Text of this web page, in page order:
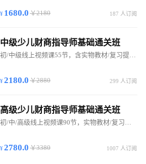
1680.0 ￥2180 187 人订阅
中级少儿财商指导师基础通关班
初/中级线上视频课55节，含实物教材/复习提纲，考试合格发中级少儿财商指导师证书。
2180.0 ￥2880 299 人订阅
高级少儿财商指导师基础通关班
初/中/高级线上视频课90节，实物教材/复习提纲，考试合格发高级少儿财商指导师证书。
2780.0 ￥3380 1007 人订阅